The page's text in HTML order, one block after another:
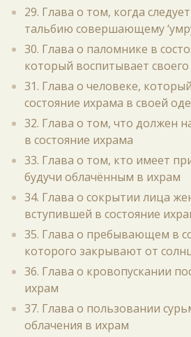
29. Глава о том, когда
тальбию совершающему
30. Глава о паломнике в
который воспитывает своего
31. Глава о человеке,
состояние ихрама в своей
32. Глава о том, что должен
в состояние ихрама
33. Глава о том, кто имеет
будучи облачённым в ихрам
34. Глава о сокрытии лица
вступившей в состояние
35. Глава о пребывающем в
которого закрывают от
36. Глава о кровопускании
ихрам
37. Глава о пользовании
облачения в ихрам